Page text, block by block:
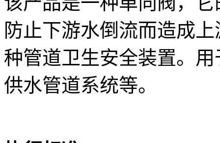
防止下游水倒流而造成
种管道卫生安全装置。
供水管道系统等。